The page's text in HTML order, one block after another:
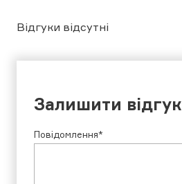
Відгуки відсутні
Залишити відгук
Повідомлення*